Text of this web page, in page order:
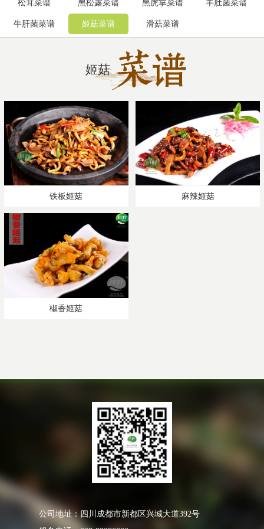
松茸菜谱 黑松露菜谱 黑虎掌菜谱 羊肚菌菜谱
牛肝菌菜谱 姬菇菜谱 滑菇菜谱
姬菇
铁板姬菇 麻辣姬菇
椒香姬菇
公司地址：四川成都市新都区兴城大道392号